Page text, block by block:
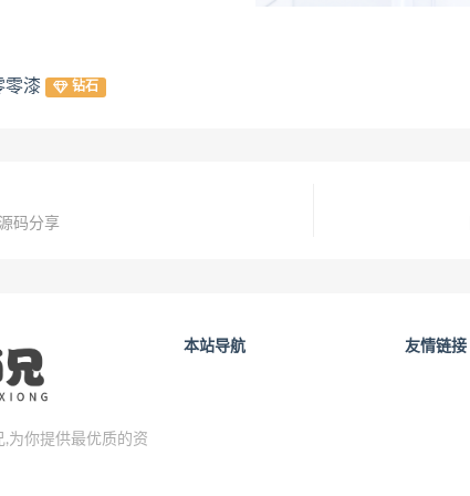
零漆 钻石
码分享
为你提供最优质的资
本站导航 友情链接